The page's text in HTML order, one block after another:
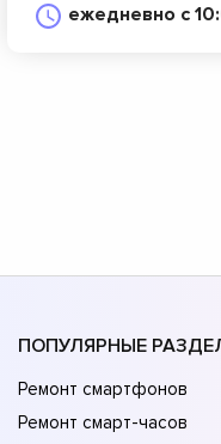
ежедневно с
ПОПУЛЯРНЫЕ
Ремонт смартфонов
Ремонт смарт-часов